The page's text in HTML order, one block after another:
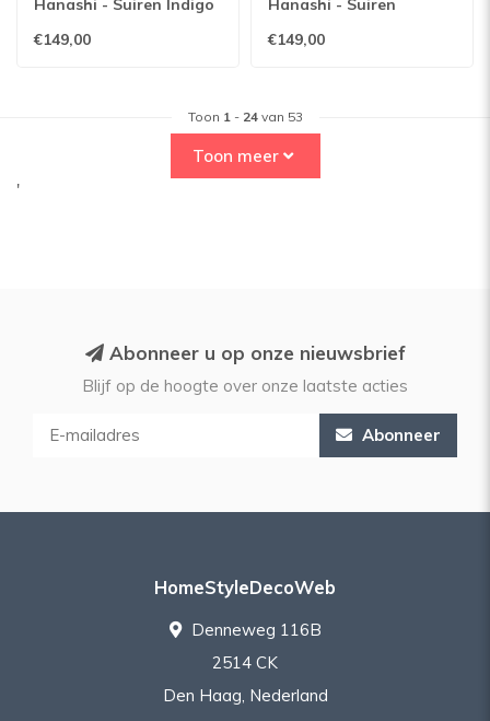
Hanashi - Suiren Indigo
- HAN50145W
€149,00
Hanashi - Suiren
Peacock - HAN50144W
€149,00
Toon 1- 24van 53
Toon meer
'
Abonneer u op onze nieuwsbrief
Blijf op de hoogte over onze laatste acties
Abonneer
HomeStyleDecoWeb
Denneweg 116B
2514 CK
Den Haag, Nederland